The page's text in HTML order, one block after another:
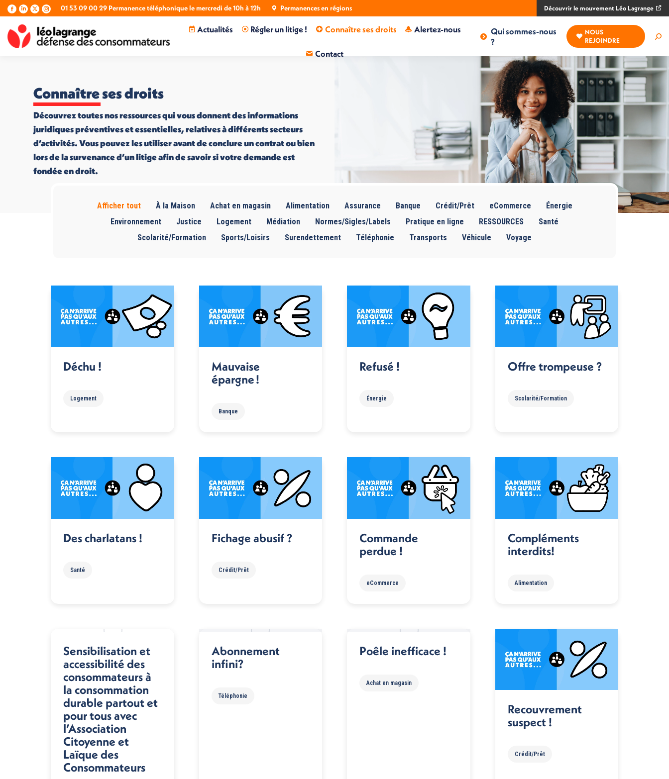
La
Facebook
s'ouvre
dans
La
LinkedIn
s'ouvre
dans
La
X
s'ouvre
dans
La
Instagram
s'ouvre
dans
01 53 09 00 29 Permanence téléphonique le mercredi de 10h à 12h Permanences en régions Découvrir le mouvement Léo Lagrange
Actualités Régler un litige ! Connaître ses droits Alertez-nous
Contact
Qui sommes-nous
?
NOUS
REJOINDRE
Connaître ses droits
Découvrez toutes nos ressources qui vous donnent des informations
juridiques préventives et essentielles, relatives à différents secteurs
d’activités. Vous pouvez les utiliser avant de conclure un contrat ou bien
lors de la survenance d’un litige afin de savoir si votre demande est
fondée en droit.
Afficher tout À la Maison Achat en magasin Alimentation Assurance Banque Crédit/Prêt eCommerce
Énergie
Environnement
Justice Logement Médiation Normes/Sigles/Labels Pratique en ligne RESSOURCES
Santé
Scolarité/Formation
Sports/Loisirs Surendettement Téléphonie Transports Véhicule Voyage
Déchu !
Logement
Mauvaise
épargne !
Banque
Refusé !
Énergie
Offre trompeuse ?
Scolarité/Formation
Des charlatans !
Santé
Fichage abusif ?
Crédit/Prêt
Commande
perdue !
eCommerce
Compléments
interdits!
Alimentation
Sensibilisation et
accessibilité des
consommateurs à
la consommation
durable partout et
pour tous avec
l’Association
Citoyenne et
Laïque des
Consommateurs
Abonnement
infini?
Téléphonie
Poêle inefficace !
Achat en magasin
Recouvrement
suspect !
Crédit/Prêt